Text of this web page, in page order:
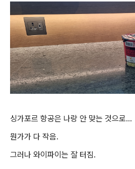
싱가포르 항공은 나랑 안 맞는 것으로...
뭔가가 다 작음.
그러나 와이파이는 잘 터짐.